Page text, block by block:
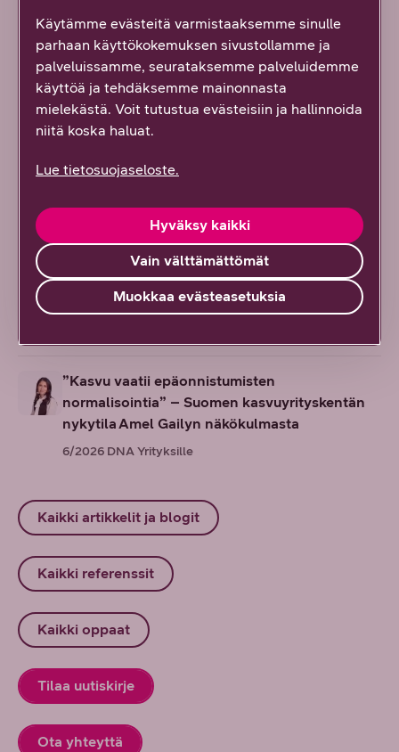
7/2026DNA Yrityksille
Näiden vinkkien avulla palaat kesälomalta
työarkeen täynnä virtaa
Suomesta seuraava tekoälyn edelläkävijä? AI
Sinustako promptauksen kuningas tai
kuningatar? Vinkit tekoälyn tehokkaaseen
käyttöön
”Kasvu vaatii epäonnistumisten
normalisointia” – Suomen kasvuyrityskentän
nykytila Amel Gailyn näkökulmasta
6/2026 DNA Yrityksille
Kaikki artikkelit ja blogit
Kaikki referenssit
Kaikki oppaat
Tilaa uutiskirje
Ota yhteyttä
Käytämme evästeitä varmistaaksemme sinulle
parhaan käyttökokemuksen sivustollamme ja
palveluissamme, seurataksemme palveluidemme
käyttöä ja tehdäksemme mainonnasta
mielekästä. Voit tutustua evästeisiin ja hallinnoida
niitä koska haluat.
Lue tietosuojaseloste.
Vain välttämättömät
Hyväksy kaikki
Muokkaa evästeasetuksia